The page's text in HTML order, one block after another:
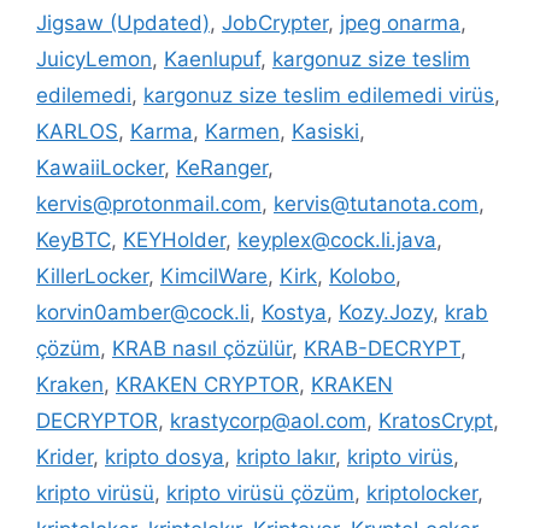
Jigsaw (Updated), JobCrypter, jpeg onarma,
JuicyLemon, Kaenlupuf, kargonuz size teslim
edilemedi, kargonuz size teslim edilemedi virüs,
KARLOS, Karma, Karmen, Kasiski,
KawaiiLocker, KeRanger,
kervis@protonmail.com, kervis@tutanota.com,
KeyBTC, KEYHolder, keyplex@cock.li.java,
KillerLocker, KimcilWare, Kirk, Kolobo,
korvin0amber@cock.li, Kostya, Kozy.Jozy, krab
çözüm, KRAB nasıl çözülür, KRAB-DECRYPT,
Kraken, KRAKEN CRYPTOR, KRAKEN
DECRYPTOR, krastycorp@aol.com, KratosCrypt,
Krider, kripto dosya, kripto lakır, kripto virüs,
kripto virüsü, kripto virüsü çözüm, kriptolocker,